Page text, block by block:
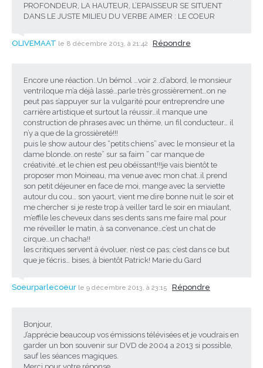
PROFONDEUR, LA HAUTEUR, L’EPAISSEUR SE SITUENT
DANS LE JUSTE MILIEU DU VERBE AIMER : LE COEUR
OLIVEMAAT le 8 décembre 2013, à 21:42 Répondre
Encore une réaction..Un bémol …voir 2..d’abord, le monsieur
ventriloque m’a déjà lassé…parle très grossièrement…on ne
peut pas s’appuyer sur la vulgarité pour entreprendre une
carrière artistique et surtout la réussir…il manque une
construction de phrases avec un thème, un fil conducteur… il
n’y a que de la grossièreté!!!
puis le show autour des “petits chiens” avec le monsieur et la
dame blonde..on reste” sur sa faim ” car manque de
créativité…et le chien est peu obéïssant!!!je vais bientôt te
proposer mon Moineau, ma venue avec mon chat..il prend
son petit déjeuner en face de moi, mange avec la serviette
autour du cou… son yaourt, vient me dire bonne nuit le soir et
me chercher si je reste trop à veiller tard le soir en miaulant,
m’effile les cheveux dans ses dents sans me faire mal pour
me réveiller le matin, à sa convenance…c’est un chat de
cirque…un chacha!!
les critiques servent à évoluer, n’est ce pas; c’est dans ce but
que je t’écris… bises, à bientôt Patrick! Marie du Gard
Soeurparlecoeur le 9 décembre 2013, à 23:15 Répondre
Bonjour,
J’apprécie beaucoup vos émissions télévisées et je voudrais en
garder un bon souvenir sur DVD de 2004 a 2013 si possible,
sauf les séances magiques.